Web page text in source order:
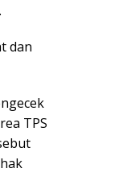
dan
TPS